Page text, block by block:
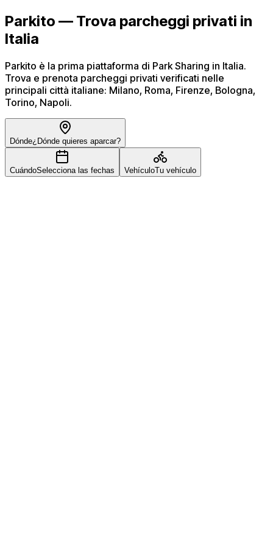
Parkito — Trova parcheggi privati in
Italia
Parkito è la prima piattaforma di Park Sharing in Italia.
Trova e prenota parcheggi privati verificati nelle
principali città italiane: Milano, Roma, Firenze, Bologna,
Torino, Napoli.
Dónde¿Dónde quieres aparcar?
CuándoSelecciona las fechas VehículoTu vehículo